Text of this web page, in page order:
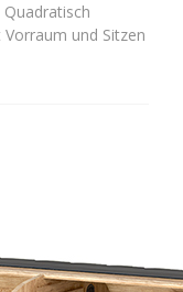
Quadratisch
und Sitzen